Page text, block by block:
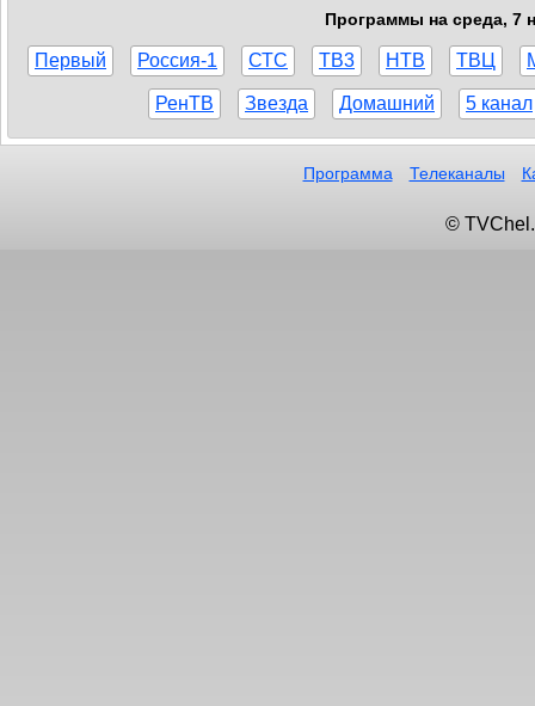
Программы на среда, 7
Первый Россия-1 СТС ТВ3 НТВ ТВЦ
РенТВ Звезда Домашний 5 канал
Программа Телеканалы
©